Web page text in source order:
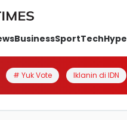
BusinessSportTechHype
# Yuk Vote Iklanin di IDN